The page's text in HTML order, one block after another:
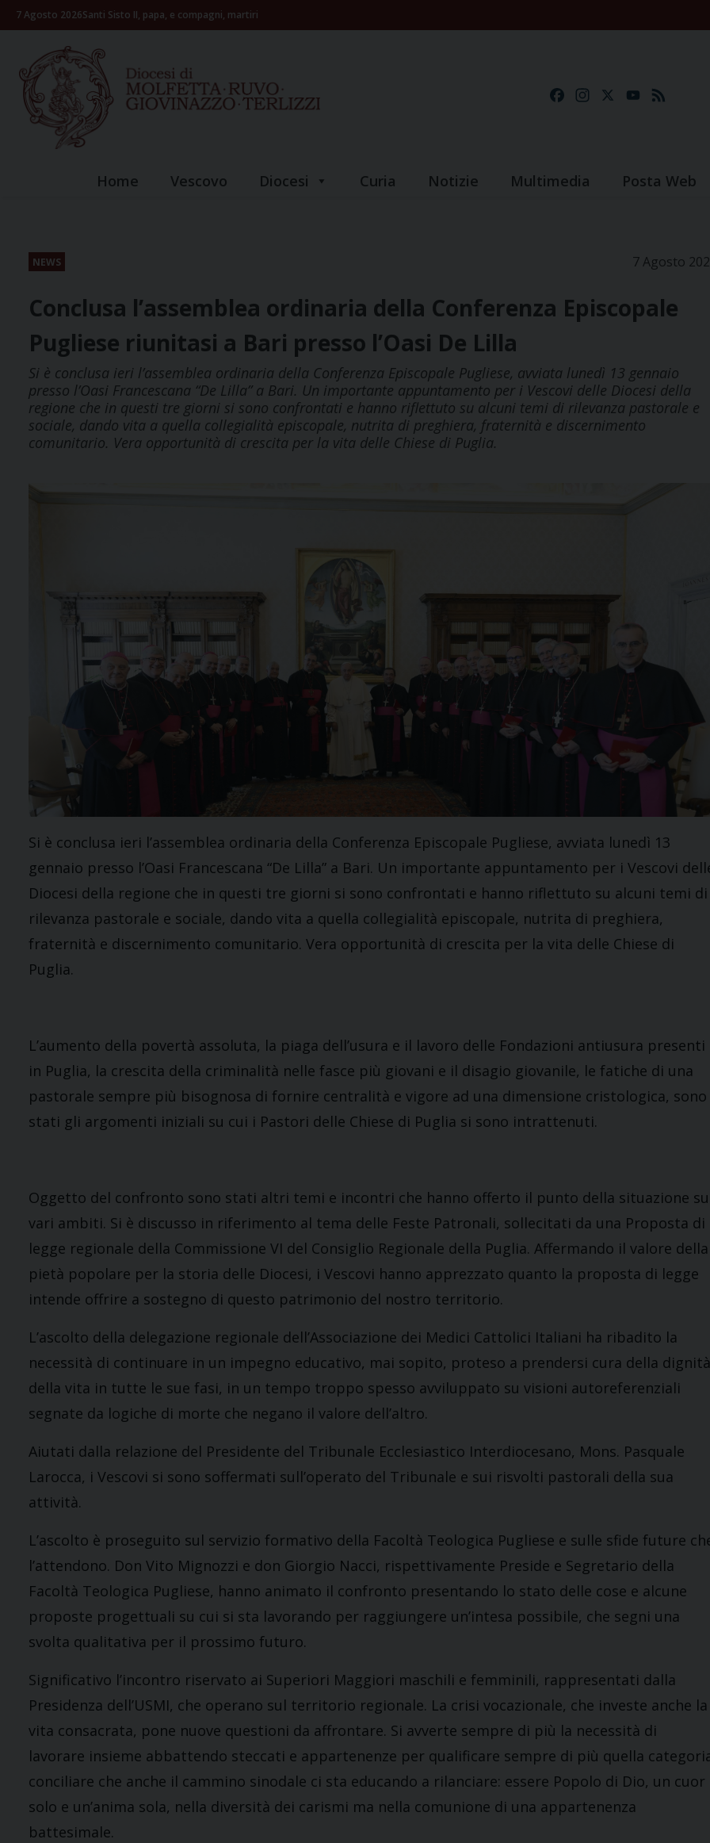
Skip7 Agosto 2026Santi Sisto II, papa, e compagni, martiri
FacebookInstagramYouTube
Home Vescovo Diocesi Curia Notizie Multimedia Posta Web
NEWS 7 Agosto
Conclusa l’assemblea ordinaria della Conferenza Episcopale
Pugliese riunitasi a Bari presso l’Oasi De Lilla
Si è conclusa ieri l’assemblea ordinaria della Conferenza Episcopale Pugliese, avviata lunedì 13 gennaio
presso l’Oasi Francescana “De Lilla” a Bari. Un importante appuntamento per i Vescovi delle Diocesi della
regione che in questi tre giorni si sono confrontati e hanno riflettuto su alcuni temi di rilevanza pastorale e
sociale, dando vita a quella collegialità episcopale, nutrita di preghiera, fraternità e discernimento
comunitario. Vera opportunità di crescita per la vita delle Chiese di Puglia.
Si è conclusa ieri l’assemblea ordinaria della Conferenza Episcopale Pugliese, avviata lunedì 13
gennaio presso l’Oasi Francescana “De Lilla” a Bari. Un importante appuntamento per i Vescovi
Diocesi della regione che in questi tre giorni si sono confrontati e hanno riflettuto su alcuni temi di
rilevanza pastorale e sociale, dando vita a quella collegialità episcopale, nutrita di preghiera,
fraternità e discernimento comunitario. Vera opportunità di crescita per la vita delle Chiese di
Puglia.
L’aumento della povertà assoluta, la piaga dell’usura e il lavoro delle Fondazioni antiusura presenti
in Puglia, la crescita della criminalità nelle fasce più giovani e il disagio giovanile, le fatiche di una
pastorale sempre più bisognosa di fornire centralità e vigore ad una dimensione cristologica, sono
stati gli argomenti iniziali su cui i Pastori delle Chiese di Puglia si sono intrattenuti.
Oggetto del confronto sono stati altri temi e incontri che hanno offerto il punto della situazione su
vari ambiti. Si è discusso in riferimento al tema delle Feste Patronali, sollecitati da una Proposta di
legge regionale della Commissione VI del Consiglio Regionale della Puglia. Affermando il valore della
pietà popolare per la storia delle Diocesi, i Vescovi hanno apprezzato quanto la proposta di legge
intende offrire a sostegno di questo patrimonio del nostro territorio.
L’ascolto della delegazione regionale dell’Associazione dei Medici Cattolici Italiani ha ribadito la
necessità di continuare in un impegno educativo, mai sopito, proteso a prendersi cura della dignità
della vita in tutte le sue fasi, in un tempo troppo spesso avviluppato su visioni autoreferenziali
segnate da logiche di morte che negano il valore dell’altro.
Aiutati dalla relazione del Presidente del Tribunale Ecclesiastico Interdiocesano, Mons. Pasquale
Larocca, i Vescovi si sono soffermati sull’operato del Tribunale e sui risvolti pastorali della sua
attività.
L’ascolto è proseguito sul servizio formativo della Facoltà Teologica Pugliese e sulle sfide future
l’attendono. Don Vito Mignozzi e don Giorgio Nacci, rispettivamente Preside e Segretario della
Facoltà Teologica Pugliese, hanno animato il confronto presentando lo stato delle cose e alcune
proposte progettuali su cui si sta lavorando per raggiungere un’intesa possibile, che segni una
svolta qualitativa per il prossimo futuro.
Significativo l’incontro riservato ai Superiori Maggiori maschili e femminili, rappresentati dalla
Presidenza dell’USMI, che operano sul territorio regionale. La crisi vocazionale, che investe anche la
vita consacrata, pone nuove questioni da affrontare. Si avverte sempre di più la necessità di
lavorare insieme abbattendo steccati e appartenenze per qualificare sempre di più quella
conciliare che anche il cammino sinodale ci sta educando a rilanciare: essere Popolo di Dio, un cuor
solo e un’anima sola, nella diversità dei carismi ma nella comunione di una appartenenza
battesimale.